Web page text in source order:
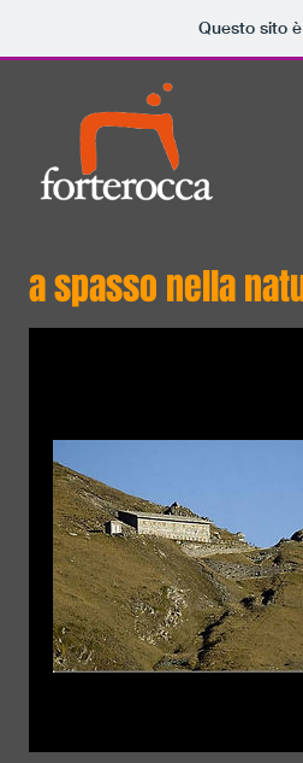
Questo sito
a spasso nella